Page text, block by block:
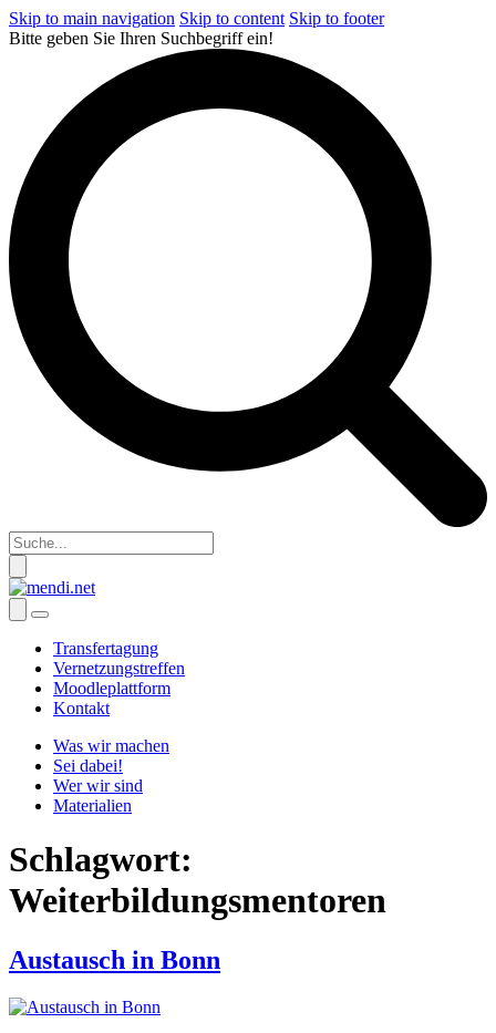
Skip to main navigation Skip to content Skip to footer
Bitte geben Sie Ihren Suchbegriff ein!
Transfertagung
Vernetzungstreffen
Moodleplattform
Kontakt
Was wir machen
Sei dabei!
Wer wir sind
Materialien
Schlagwort:
Weiterbildungsmentoren
Austausch in Bonn